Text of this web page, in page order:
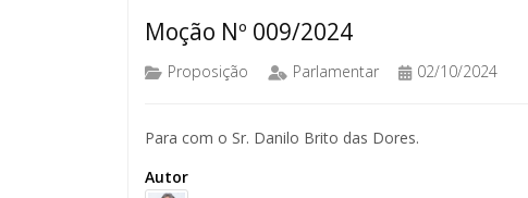
Moção Nº 009/2024
Proposição Parlamentar 02/10/2024
Para com o Sr. Danilo Brito das Dores.
Autor